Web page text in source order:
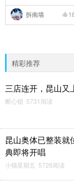
拆南墙
精彩推荐
三店连开，昆山又
断心锁 5731阅读
昆山奥体已整装就
典即将开唱
小猫星期五 5726阅读